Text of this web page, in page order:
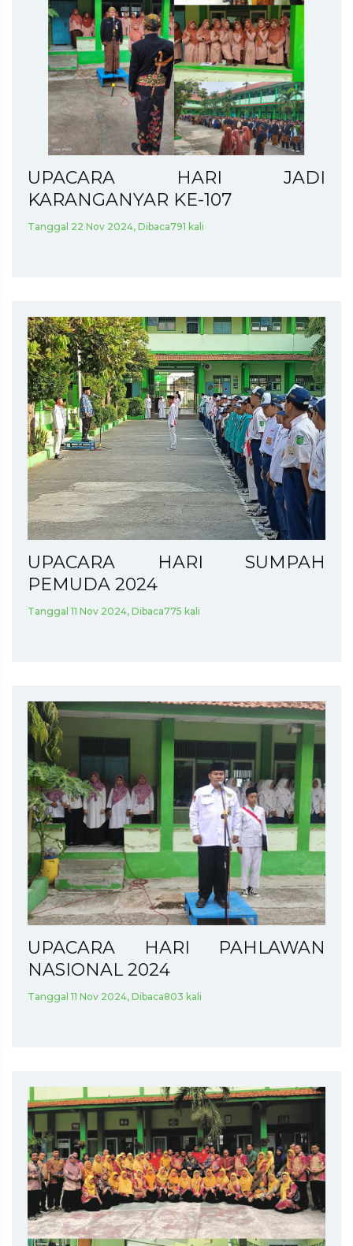
UPACARA HARI JADI
KARANGANYAR KE-107
Tanggal 22 Nov 2024, Dibaca791 kali
UPACARA HARI SUMPAH
PEMUDA 2024
Tanggal 11 Nov 2024, Dibaca775 kali
UPACARA HARI PAHLAWAN
NASIONAL 2024
Tanggal 11 Nov 2024, Dibaca803 kali